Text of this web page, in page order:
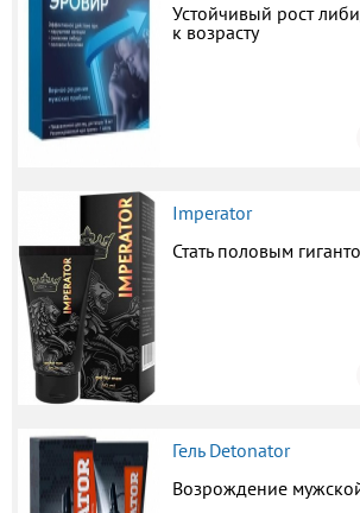
Устойчивый рост
к возрасту
Imperator
Стать половым
Гель Detonator
Возрождение